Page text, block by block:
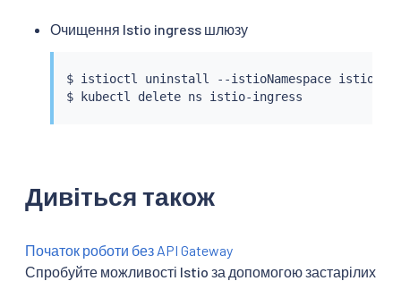
Очищення Istio ingress шлюзу
$ istioctl uninstall --istioNamespace istio-
$
kubectl
Дивіться також
Початок роботи без API Gateway
Спробуйте можливості Istio за допомогою застарілих